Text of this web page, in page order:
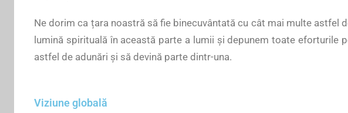
Ne dorim ca țara noastră să fie binecuvântată cu cât mai multe astfel
lumină spirituală în această parte a lumii și depunem toate eforturile
astfel de adunări și să devină parte dintr-una.
Viziune globală